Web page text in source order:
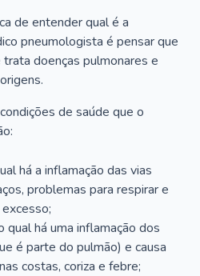
de entender qual é a
pneumologista é pensar que
doenças pulmonares e
de saúde que o
há a inflamação das vias
problemas para respirar e
qual há uma inflamação dos
é parte do pulmão) e causa
costas, coriza e febre;